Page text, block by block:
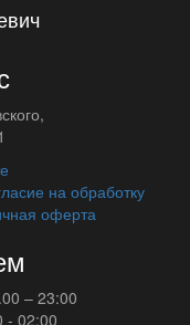
на обработку
оферта
– 23:00
- 02:00